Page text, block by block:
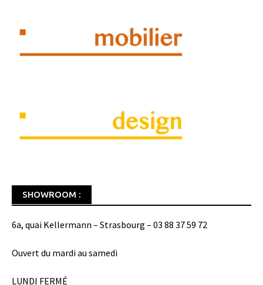
SHOWROOM :
6a, quai Kellermann – Strasbourg – 03 88 37 59 72
Ouvert du mardi au samedi
LUNDI FERMÉ